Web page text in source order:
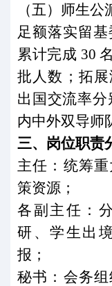
（五）师生公
足额落实留基
累计完成 30
批人数；拓
出国交流率分
内中外双导师
三、岗位职责
主任：统筹
策资源；
各副主任：
研、学生出
报；
秘书：会务组